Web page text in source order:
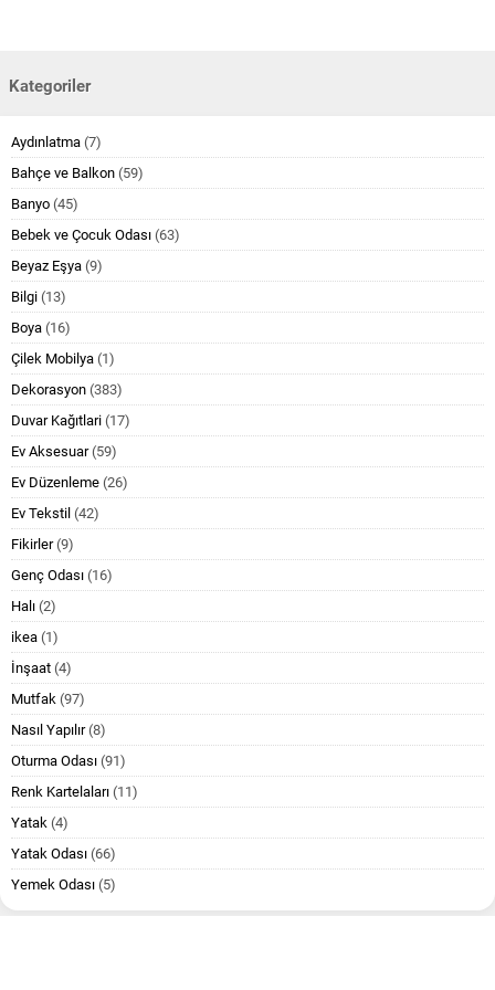
Kategoriler
Aydınlatma (7)
Bahçe ve Balkon (59)
Banyo (45)
Bebek ve Çocuk Odası (63)
Beyaz Eşya (9)
Bilgi (13)
Boya (16)
Çilek Mobilya (1)
Dekorasyon (383)
Duvar Kağıtlari (17)
Ev Aksesuar(59)
Ev Düzenleme (26)
Ev Tekstil (42)
Fikirler(9)
Genç Odası (16)
Halı (2)
ikea (1)
İnşaat (4)
Mutfak (97)
Nasıl Yapılır(8)
Oturma Odası (91)
Renk Kartelaları (11)
Yatak (4)
Yatak Odası (66)
Yemek Odası (5)